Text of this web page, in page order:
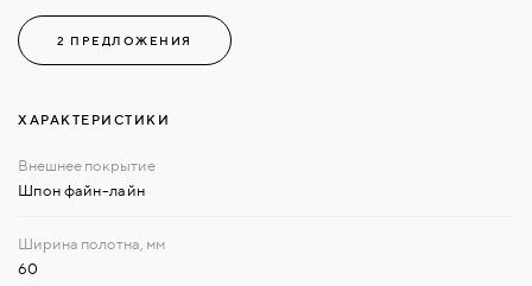
2 ПРЕДЛОЖЕНИЯ
ХАРАКТЕРИСТИКИ
Шпон файн-лайн
60